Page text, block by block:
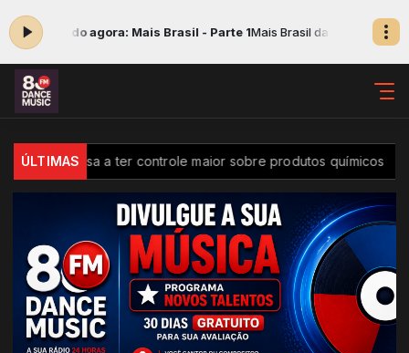
- Tocando agora: Mais Brasil - Parte 1Mais Brasil das 15:00 às
ÚLTIMAS
Brasil passa a ter controle maior sobre produtos químicos